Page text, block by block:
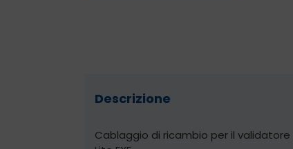
Descrizione
Cablaggio di ricambio per il